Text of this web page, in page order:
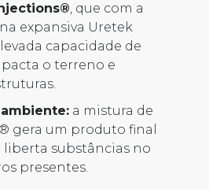
, que com a
expansiva Uretek
capacidade de
o terreno e
a mistura de
gera um produto final
liberta substâncias no
presentes.